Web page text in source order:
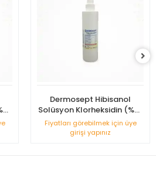
Dermosept Hibisanol
Solüsyon Klorheksidin (%2)
Alkollü Sprey - 250ml
Fiyatları görebilmek için üye
girişi yapınız